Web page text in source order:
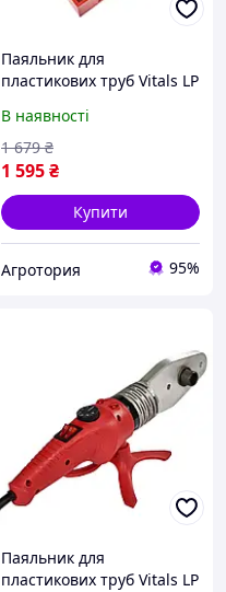
Паяльник для
пластикових труб Vitals LP
тефлонових насадок у
комплекті
В наявності
1 595₴
1 679 ₴
Купити
Агротория 95%
Паяльник для
пластикових труб Vitals LP